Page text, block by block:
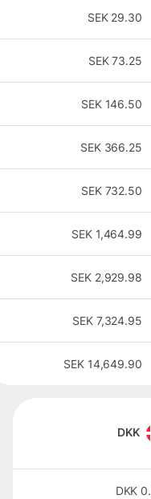
29.30
SEK
73.25
SEK
146.50
SEK
366.25
SEK
732.50
SEK
1,464.99
SEK
2,929.98
SEK
7,324.95
SEK
14,649.90
SEK
DKK
DKK